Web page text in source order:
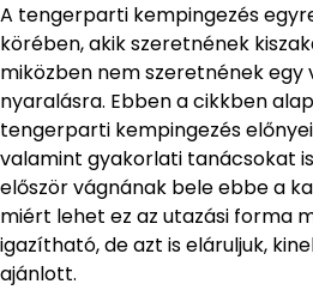
A tengerparti kempingezés
körében, akik szeretnének
miközben nem szeretnének egy
nyaralásra. Ebben a cikkben
tengerparti kempingezés
valamint gyakorlati tanácsokat
először vágnának bele ebbe a
miért lehet ez az utazási forma
igazítható, de azt is eláruljuk,
ajánlott.